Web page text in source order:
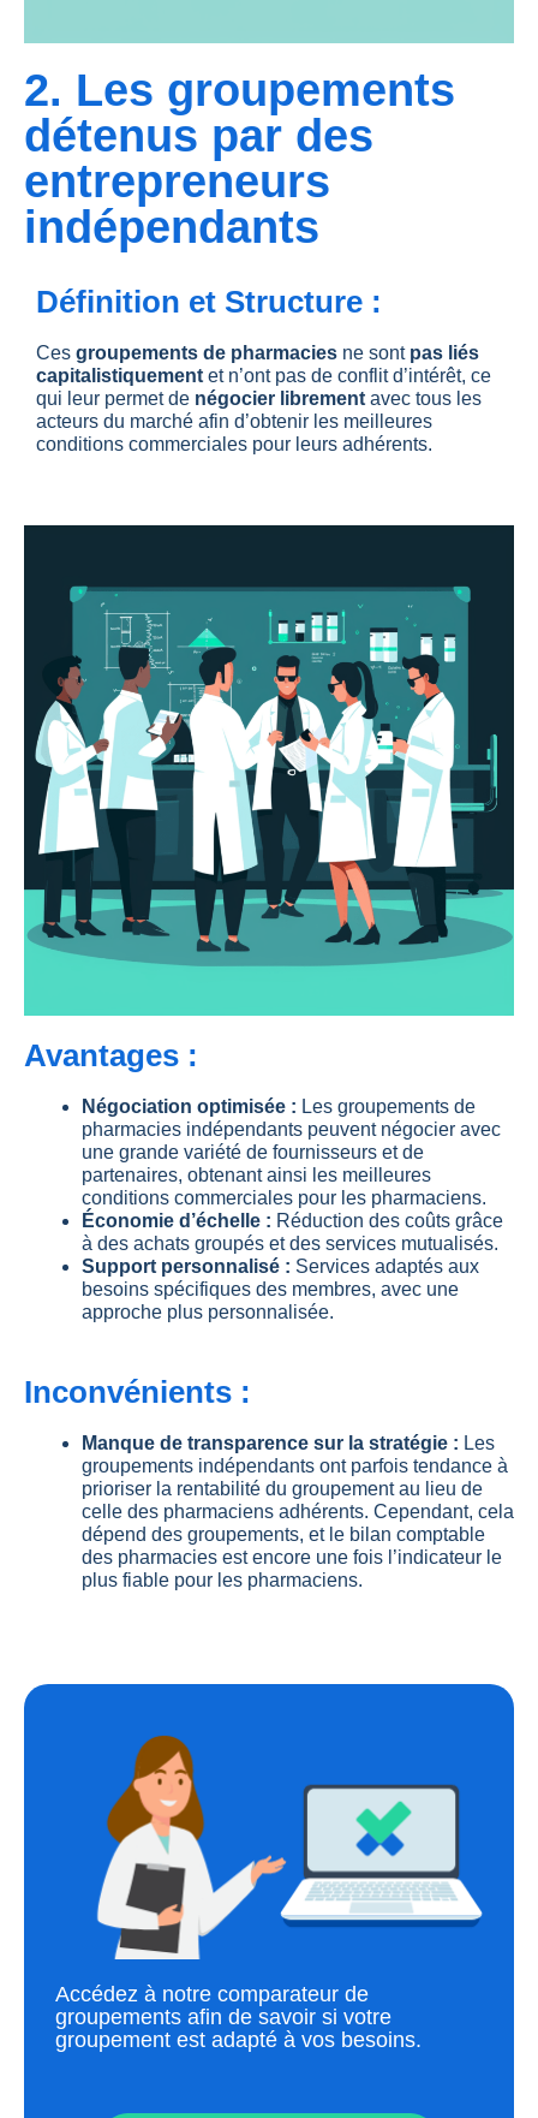
2. Les groupements
détenus par des
entrepreneurs
indépendants
Définition et Structure :
Ces groupements de pharmacies ne sont pas liés
capitalistiquement et n’ont pas de conflit d’intérêt, ce
qui leur permet de négocier librement avec tous les
acteurs du marché afin d’obtenir les meilleures
conditions commerciales pour leurs adhérents.
Avantages :
Négociation optimisée : Les groupements de
pharmacies indépendants peuvent négocier avec
une grande variété de fournisseurs et de
partenaires, obtenant ainsi les meilleures
conditions commerciales pour les pharmaciens.
Économie d’échelle : Réduction des coûts grâce
à des achats groupés et des services mutualisés.
Support personnalisé : Services adaptés aux
besoins spécifiques des membres, avec une
approche plus personnalisée.
Inconvénients :
Manque de transparence sur la stratégie : Les
groupements indépendants ont parfois tendance à
prioriser la rentabilité du groupement au lieu de
celle des pharmaciens adhérents. Cependant, cela
dépend des groupements, et le bilan comptable
des pharmacies est encore une fois l’indicateur le
plus fiable pour les pharmaciens.
Accédez à notre comparateur de
groupements afin de savoir si votre
groupement est adapté à vos besoins.